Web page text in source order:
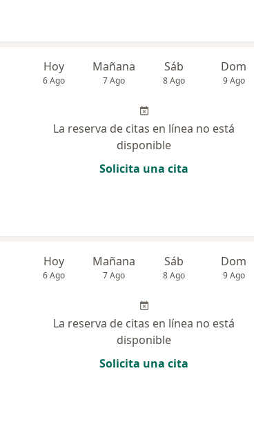
Hoy
6 Ago
Mañana
7 Ago
Sáb
8 Ago
Dom
9 Ago
La reserva de citas en línea no está
disponible
Solicita una cita
Hoy
6 Ago
Mañana
7 Ago
Sáb
8 Ago
Dom
9 Ago
La reserva de citas en línea no está
disponible
Solicita una cita